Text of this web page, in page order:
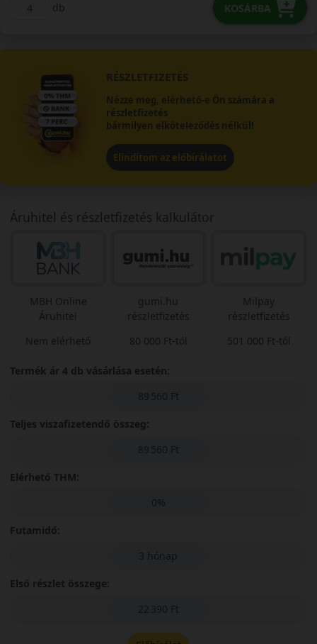
db KOSÁRBA
RÉSZLETFIZETÉS
Nézze meg, elérhető-e Ön számára a
részletfizetés
bármilyen elköteleződés nélkül!
Elindítom az előbírálatot
Áruhitel és részletfizetés kalkulátor
MBH Online
Áruhitel
Nem elérhető
gumi.hu
részletfizetés
80 000 Ft-tól
Milpay
részletfizetés
501 000 Ft-tól
Termék ár 4 db vásárlása esetén:
89 560 Ft
Teljes viszafizetendő összeg:
89 560 Ft
Elérhető THM:
0%
Futamidő:
3 hónap
Első részlet összege:
22 390 Ft